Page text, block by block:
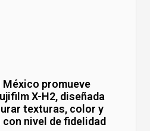
México promueve
X-H2, diseñada
texturas, color y
nivel de fidelidad